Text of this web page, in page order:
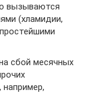
вызываются
(хламидии,
сбой месячных
например,